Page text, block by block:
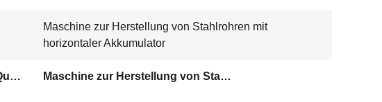
Maschine zur Herstellung von Stahlrohren mit
horizontaler Akkumulator
Maschine zur Herstellung von Quadratrohr aus Stahl Maschine zur Herstellung von Stahlrohren mit horizontaler Akkumulator